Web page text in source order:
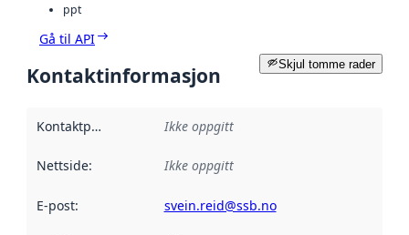
ppt
Gå til API
Skjul tomme rader
Kontaktinformasjon
Kontaktpunkt Ikke oppgitt
Nettside: Ikke oppgitt
E-post: svein.reid@ssb.no